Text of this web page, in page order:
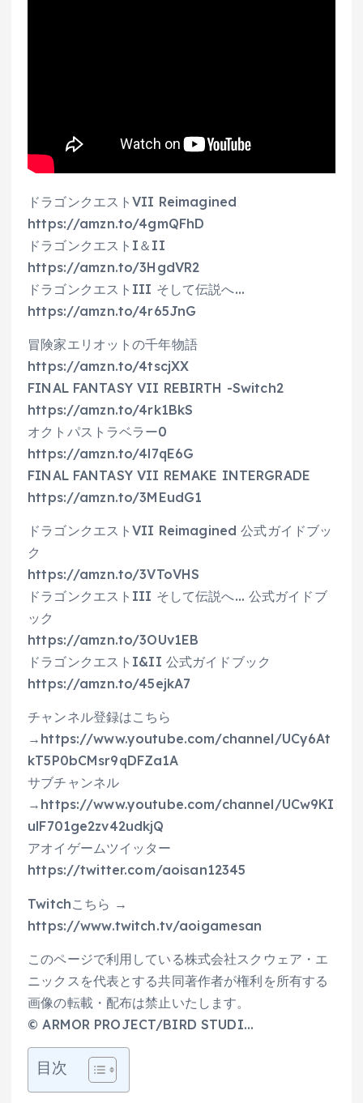
ドラゴンクエストVII Reimagined
https://amzn.to/4gmQFhD
ドラゴンクエストI＆II
https://amzn.to/3HgdVR2
ドラゴンクエストIII そして伝説へ…
https://amzn.to/4r65JnG
冒険家エリオットの千年物語
https://amzn.to/4tscjXX
FINAL FANTASY VII REBIRTH -Switch2
https://amzn.to/4rk1BkS
オクトパストラベラー0
https://amzn.to/4l7qE6G
FINAL FANTASY VII REMAKE INTERGRADE
https://amzn.to/3MEudG1
ドラゴンクエストVII Reimagined 公式ガイドブッ
ク
https://amzn.to/3VToVHS
ドラゴンクエストIII そして伝説へ… 公式ガイドブ
ック
https://amzn.to/3OUv1EB
ドラゴンクエストI&II 公式ガイドブック
https://amzn.to/45ejkA7
チャンネル登録はこちら
→https://www.youtube.com/channel/UCy6At
kT5P0bCMsr9qDFZa1A
サブチャンネル
→https://www.youtube.com/channel/UCw9KI
ulF701ge2zv42udkjQ
アオイゲームツイッター
https://twitter.com/aoisan12345
Twitchこちら →
https://www.twitch.tv/aoigamesan
このページで利用している株式会社スクウェア・エ
ニックスを代表とする共同著作者が権利を所有する
画像の転載・配布は禁止いたします。
© ARMOR PROJECT/BIRD STUDI…
目次